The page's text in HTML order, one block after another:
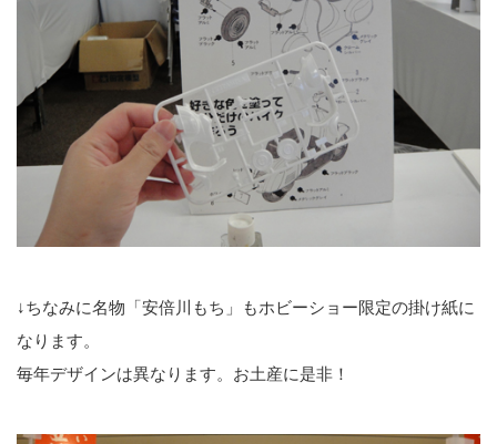
↓ちなみに名物「安倍川もち」もホビーショー限定の掛け紙に
なります。
毎年デザインは異なります。お土産に是非！